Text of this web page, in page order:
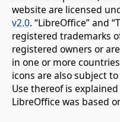
website are licensed
v2.0. “LibreOffice” and
registered trademarks
registered owners or
in one or more
icons are also subject
Use thereof is
LibreOffice was based